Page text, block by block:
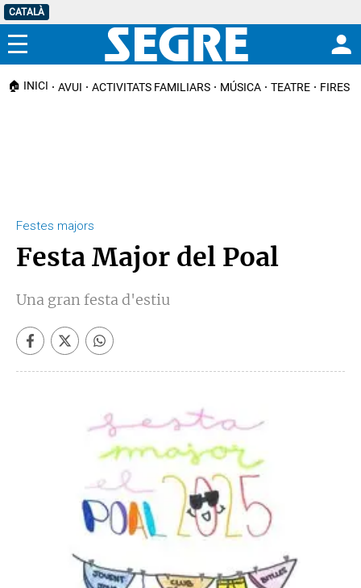
CATALÀ
Menú
🏠 INICI AVUI ACTIVITATS FAMILIARS MÚSICA TEATRE FIRES I
Festes majors
Festa Major del Poal
Una gran festa d'estiu